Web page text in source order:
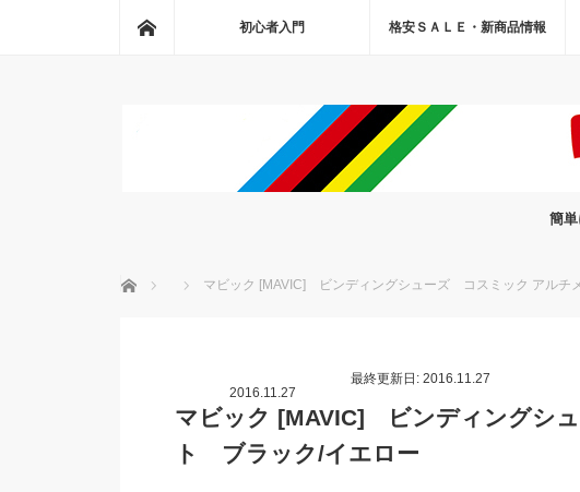
初心者入門 格安ＳＡＬＥ・新商品情報
簡
ホーム マビック [MAVIC] ビンディングシューズ コスミック アルチ
2016.11.27
最終更新日: 2016.11.27
マビック [MAVIC] ビンディングシ
ト ブラック/イエロー